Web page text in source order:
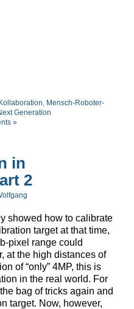
Mensch-Roboter-
Generation
»
in
2
showed how to calibrate
target at that time,
pixel range could
at the high distances of
of “only” 4MP, this is
in the real world. For
bag of tricks again and
target. Now, however,